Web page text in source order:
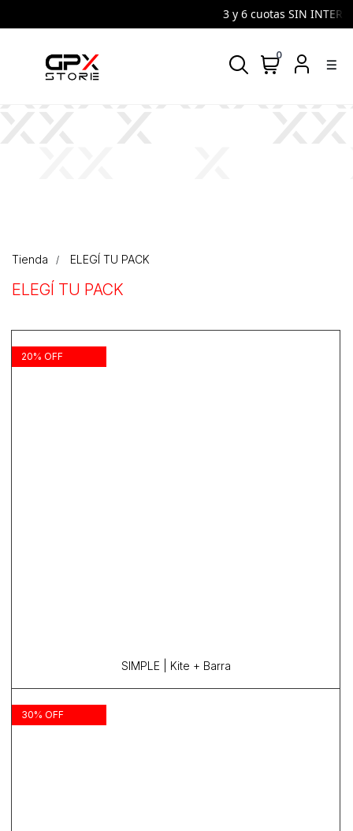
3 y 6 cuotas SIN
density_medium
0
Tienda ELEGÍ TU PACK
ELEGÍ TU PACK
20% OFF
SIMPLE | Kite + Barra
30% OFF